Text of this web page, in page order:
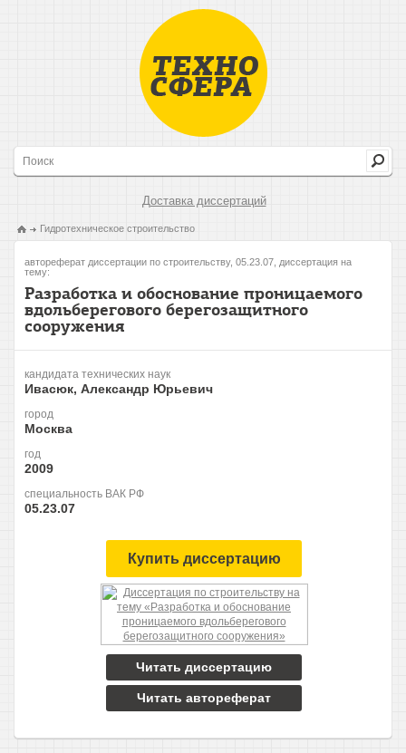
Доставка диссертаций
Гидротехническое строительство
автореферат диссертации по строительству, 05.23.07, диссертация на
тему:
Разработка и обоснование проницаемого
вдольберегового берегозащитного
сооружения
кандидата технических наук
Ивасюк, Александр Юрьевич
город
Москва
год
2009
специальность ВАК РФ
05.23.07
Купить диссертацию
Читать диссертацию
Читать автореферат